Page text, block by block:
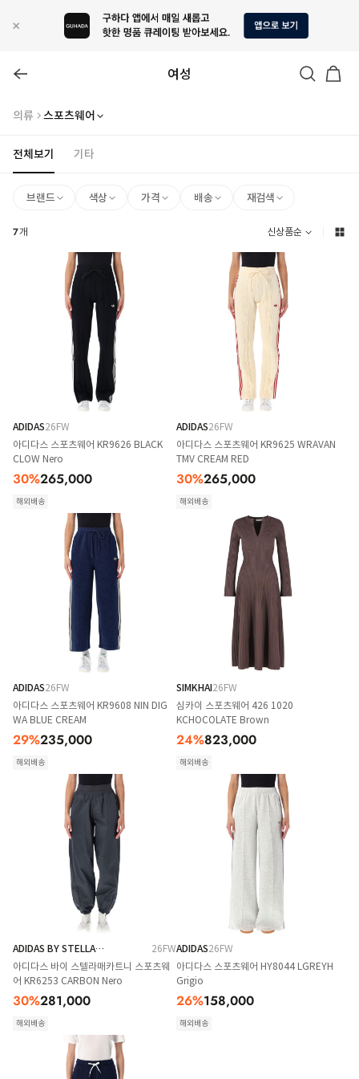
여성
의류 스포츠웨어
전체보기 기타
브랜드 색상 가격 배송 재검색
7개 신상품순
ADIDAS26FW
아디다스 스포츠웨어 KR9626 BLACK
CLOW Nero
30%265,000
해외배송
ADIDAS26FW
아디다스 스포츠웨어 KR9625 WRAVAN
TMV CREAM RED
30%265,000
해외배송
ADIDAS26FW
아디다스 스포츠웨어 KR9608 NIN DIG
WA BLUE CREAM
29%235,000
해외배송
SIMKHAI26FW
심카이 스포츠웨어 426 1020
KCHOCOLATE Brown
24%823,000
해외배송
ADIDAS BY STELLA
MCCARTNEY
26FW
아디다스 바이 스텔라매카트니 스포츠웨
어 KR6253 CARBON Nero
30%281,000
해외배송
ADIDAS26FW
아디다스 스포츠웨어 HY8044 LGREYH
Grigio
26%158,000
해외배송